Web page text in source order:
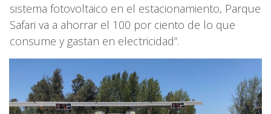
sistema fotovoltaico en el estacionamiento, Parque
Safari va a ahorrar el 100 por ciento de lo que
consume y gastan en electricidad”.